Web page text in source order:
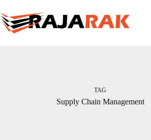
to
content
TAG
Supply Chain Management